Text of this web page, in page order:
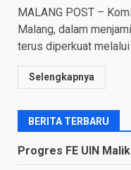
MALANG POST –
Malang, dalam
terus diperkuat
Selengkapnya
BERITA TERBARU
Progres FE UIN